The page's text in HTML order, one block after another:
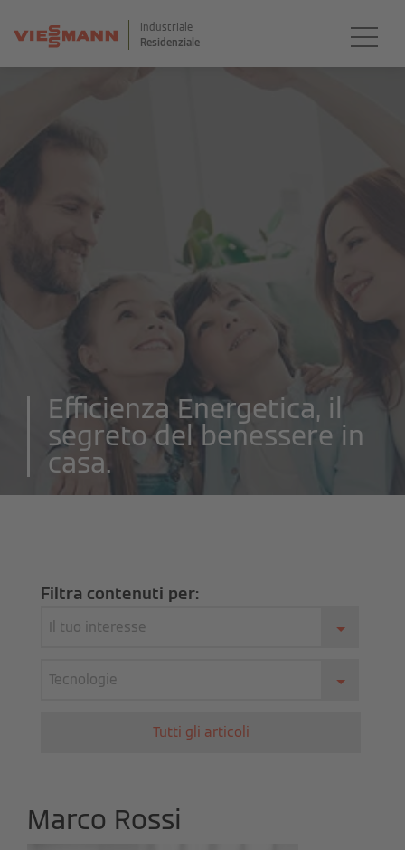
Industriale
Residenziale
Efficienza Energetica, il
segreto del benessere in
casa.
Filtra contenuti per:
Il tuo interesse
Tecnologie
Tutti gli articoli
Marco Rossi